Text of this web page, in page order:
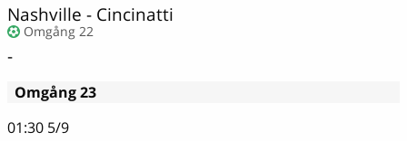
Nashville - Cincinatti
Omgång 22
-
Omgång 23
01:30 5/9